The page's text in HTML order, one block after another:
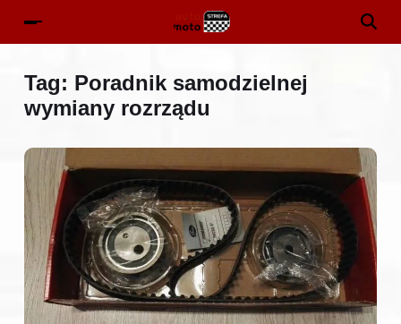
Tag: Poradnik samodzielnej
wymiany rozrządu